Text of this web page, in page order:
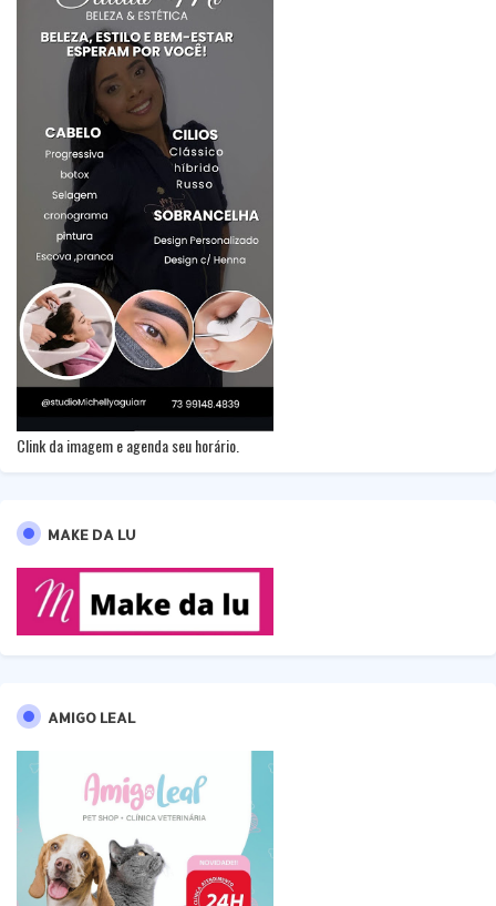
Clink da imagem e agenda seu horário.
MAKE DA LU
AMIGO LEAL